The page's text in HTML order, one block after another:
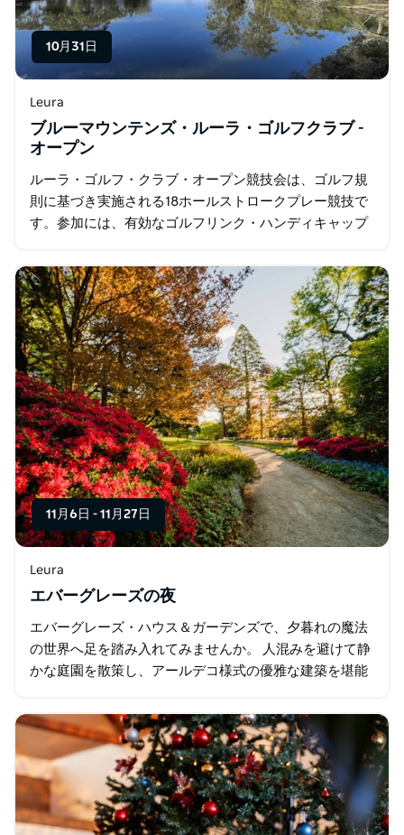
10月31日
Leura
ブルーマウンテンズ・ルーラ・ゴルフクラブ -
オープン
ルーラ・ゴルフ・クラブ・オープン競技会は、ゴルフ規
則に基づき実施される18ホールストロークプレー競技で
す。参加には、有効なゴルフリンク・ハンディキャップ
ている通りにプレーしてください。当日…
11月6日 - 11月27日
Leura
エバーグレーズの夜
エバーグレーズ・ハウス＆ガーデンズで、夕暮れの魔法
の世界へ足を踏み入れてみませんか。 人混みを避けて静
かな庭園を散策し、アールデコ様式の優雅な建築を堪能
できる貴重な機会です。